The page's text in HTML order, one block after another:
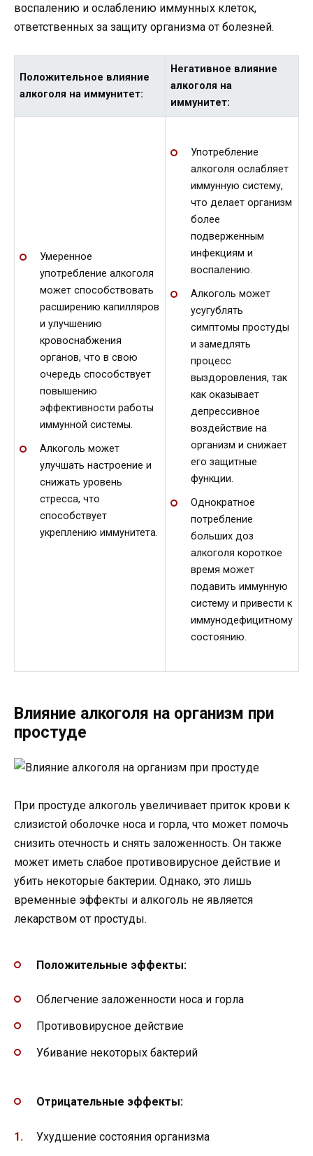
воспалению и ослаблению иммунных клеток,
ответственных за защиту организма от болезней.
Положительное влияние
алкоголя на иммунитет:
Негативное влияние
алкоголя на
иммунитет:
Умеренное
употребление алкоголя
может способствовать
расширению капилляров
и улучшению
кровоснабжения
органов, что в свою
очередь способствует
повышению
эффективности работы
иммунной системы.
Алкоголь может
улучшать настроение и
снижать уровень
стресса, что
способствует
укреплению иммунитета.
Употребление
алкоголя ослабляет
иммунную систему,
что делает организм
более
подверженным
инфекциям и
воспалению.
Алкоголь может
усугублять
симптомы простуды
и замедлять
процесс
выздоровления, так
как оказывает
депрессивное
воздействие на
организм и снижает
его защитные
функции.
Однократное
потребление
больших доз
алкоголя короткое
время может
подавить иммунную
систему и привести к
иммунодефицитному
состоянию.
Влияние алкоголя на организм при
простуде
При простуде алкоголь увеличивает приток крови к
слизистой оболочке носа и горла, что может помочь
снизить отечность и снять заложенность. Он также
может иметь слабое противовирусное действие и
убить некоторые бактерии. Однако, это лишь
временные эффекты и алкоголь не является
лекарством от простуды.
Положительные эффекты:
Облегчение заложенности носа и горла
Противовирусное действие
Убивание некоторых бактерий
Отрицательные эффекты:
Ухудшение состояния организма